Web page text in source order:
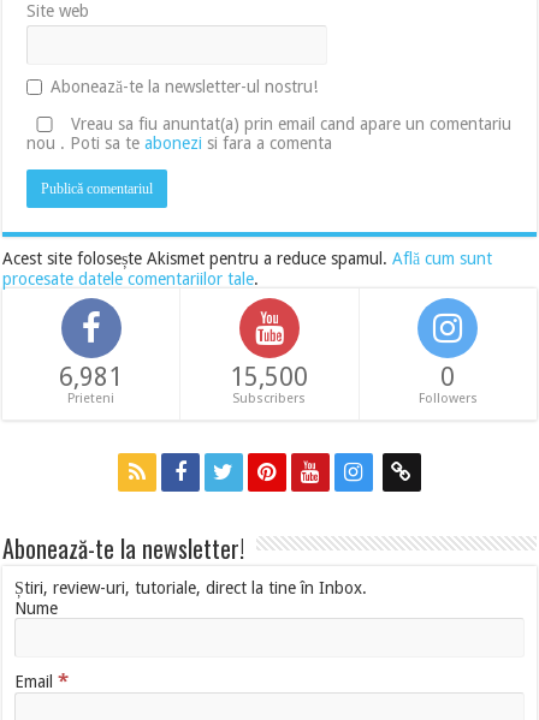
Site web
Abonează-te la newsletter-ul nostru!
Vreau sa fiu anuntat(a) prin email cand apare un comentariu
nou . Poti sa teabonezi si fara a comenta
Acest site folosește Akismet pentru a reduce spamul.Află cum sunt
procesate datele comentariilor tale.
6,981
Prieteni
15,500
Subscribers
0
Followers
Abonează-te la newsletter!
Știri, review-uri, tutoriale, direct la tine în Inbox.
Nume
Email*